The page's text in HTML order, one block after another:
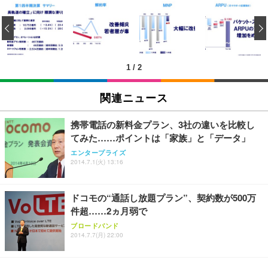
[EdoErgo] オフィスチェア 椅子 テレワーク 疲れな
い 跳ね上げ式アームレスト コンパクト 約105度ロッ
キング pc 事務椅子 360度回転 座面昇降 強化ナイロ
ン樹脂ベース 通気性メッシュ 在宅ワーク H-WY01
￥5,699
SIHOO B100 オフィスチェア／デスクチェア メッシ
ュチェア 人間工学 疲れない ブラック
￥27,999
Sezlife オフィスチェア デスクチェア 疲れない テレ
ワーク チェア 強化バックレスト 30度ロッキング機
能 人間工学 椅子 腰サポート 90度跳ね上げ式アーム
ョン PCチェア 通気性メッシュ ゲーミング/勉強/事
務用 おしゃれ パソコンチェア (ブラック)
Sezlife オフィスチェア デスクチェア 疲れない テレ
ワーク チェア 強化バックレスト 30度ロッキング機
能 人間工学 椅子 腰サポート 90度跳ね上げ式アーム
EIZO ビジネス向けプレミアムモニター | FlexScan
EV3240X-WT | 31.5型4K UHD・USB Type-C・ホワ
イト
￥105,595
EIZO ビジネス向けプレミアムモニター | FlexScan
￥109,572
【純正品】27"ゲーミングモニター DualSense 充電
フック付き（CFI-ZDM1J）
【整備済み品】Dell E2724HS 27インチ 液晶モニタ
ー フルHD（1920×1080）VA 非光沢 HDMI/DisplayP
ort/VGA スピーカー内蔵 高さ調整 スイベル VESA対
Amazonベーシック ペットシーツ 薄型 レギュラー 1
回使い捨て 無香料 ホワイト 300枚
￥3,373
Amazonベーシック ペットシーツ 厚型 ワイド 42枚
x2袋(84枚) ホワイト(吸収面:ライトブルー)
￥3,234
ネオ・ルーライフ ネオ・オムツ L 中型犬用 26枚入
り 単品
Smart Basic(スマートベーシック) 【Amazon.co.jp
限定】 Smart Basic アイリスオーヤマ ペットシーツ
超厚型 お徳用 ワイド 100枚入 (x 1) (ケース販売)
1 / 2
‹
関連ニュース
携帯電話の新料金プラン、3社の違いを比較し
てみた……ポイントは「家族」と「データ」
エンタープライズ
2014.7.1(火) 13:16
ドコモの“通話し放題プラン”、契約数が500万
件超……2ヵ月弱で
ブロードバンド
2014.7.7(月) 22:00